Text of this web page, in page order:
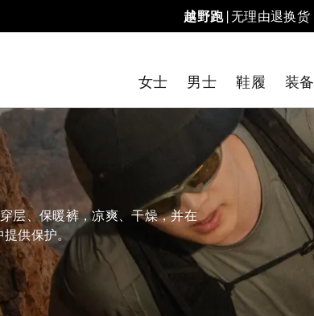
越野跑| 无理由退换货
商品可退换货。
。
女士 男士 鞋履 装备
层、保暖裤，凉爽、干燥，并在
提供保护。